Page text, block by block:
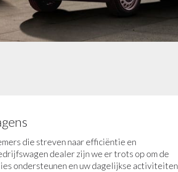
die streven naar efficiëntie en
dealer zijn we er trots op om de
ondersteunen en uw dagelijkse activiteiten